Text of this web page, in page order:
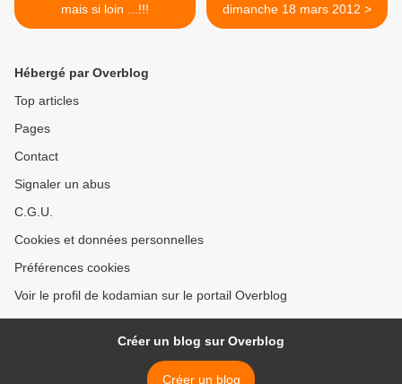
mais si loin ...!!!
dimanche 18 mars 2012 >
Hébergé par Overblog
Top articles
Pages
Contact
Signaler un abus
C.G.U.
Cookies et données personnelles
Préférences cookies
Voir le profil de kodamian sur le portail Overblog
Créer un blog sur Overblog
Créer un blog